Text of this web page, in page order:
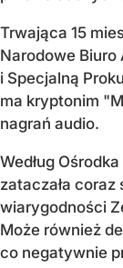
Trwająca 15
Narodowe Biuro
i Specjalną
ma kryptonim
nagrań audio.
Według
zataczała coraz
wiarygodności
Może również
co negatywnie